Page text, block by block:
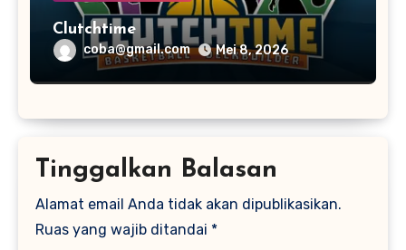
Clutchtime
coba@gmail.com Mei 8, 2026
Tinggalkan Balasan
Alamat email Anda tidak akan dipublikasikan.
Ruas yang wajib ditandai *